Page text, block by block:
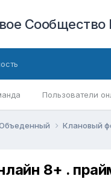
Сообщество
Пользователи
Клановый
8+ .